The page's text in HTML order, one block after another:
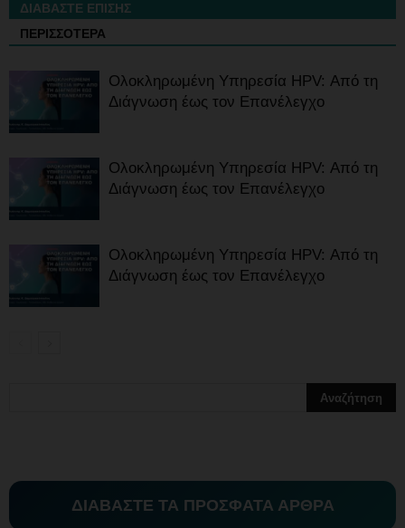
ΔΙΑΒΑΣΤΕ ΕΠΙΣΗΣ
ΠΕΡΙΣΣΟΤΕΡΑ
Ολοκληρωμένη Υπηρεσία HPV: Από τη
Διάγνωση έως τον Επανέλεγχο
Ολοκληρωμένη Υπηρεσία HPV: Από τη
Διάγνωση έως τον Επανέλεγχο
Ολοκληρωμένη Υπηρεσία HPV: Από τη
Διάγνωση έως τον Επανέλεγχο
ΔΙΑΒΑΣΤΕ ΤΑ ΠΡΟΣΦΑΤΑ ΑΡΘΡΑ